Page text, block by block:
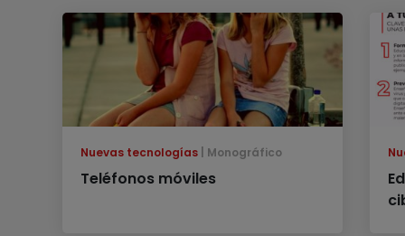
Nuevas tecnologías Monográfico
Teléfonos móviles